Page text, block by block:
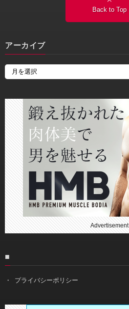
Back to Top
アーカイブ
Advertisement
■
プライバシーポリシー